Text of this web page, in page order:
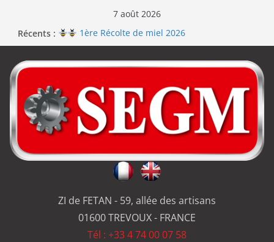
7 août 2026
Récents :
1ère Récolte de miel 2026
Renouvellement de la certification ISO 9001
Le repas d’équipe de SEGM allume le feu
Jérôme en renfort sur la qualité de #SEGM
ZI de FETAN - 59, allée des artisans
01600 TREVOUX - FRANCE
Tél : +33 4 74 00 07 58